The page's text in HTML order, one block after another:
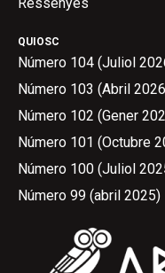
QUIOSC
Número 104 (Juliol
Número 103 (Abril
Número 102 (Gener
Número 101 (Octubre
Número 100 (Juliol
Número 99 (abril 2025)